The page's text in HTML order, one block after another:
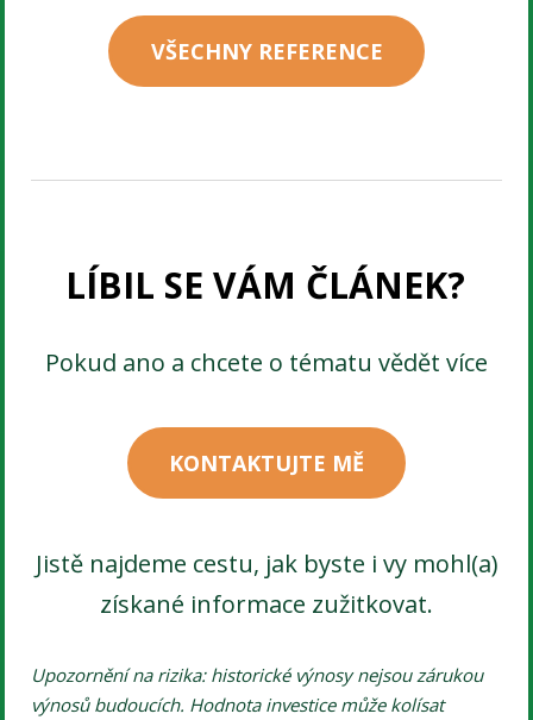
VŠECHNY REFERENCE
LÍBIL SE VÁM ČLÁNEK?
Pokud ano a chcete o tématu vědět více
KONTAKTUJTE MĚ
Jistě najdeme cestu, jak byste i vy mohl(a)
získané informace zužitkovat.
Upozornění na rizika: historické výnosy nejsou zárukou
výnosů budoucích. Hodnota investice může kolísat